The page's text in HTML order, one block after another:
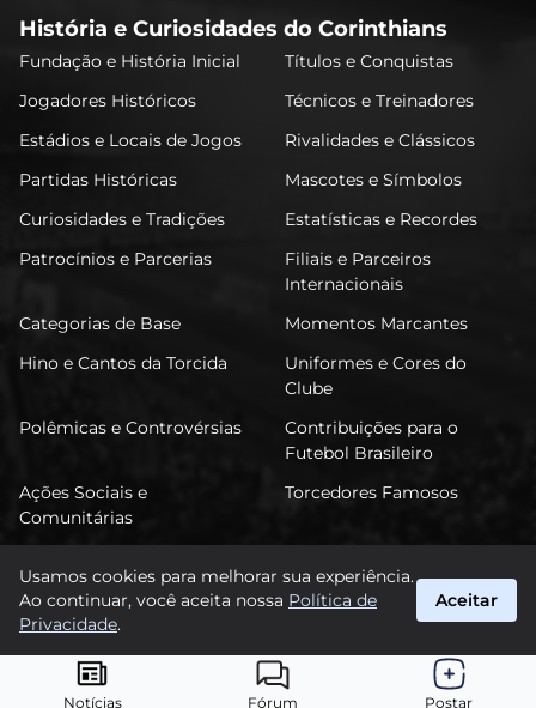
Notícias Fórum Postar
História e Curiosidades do Corinthians
Fundação e História Inicial
Títulos e Conquistas
Jogadores Históricos
Técnicos e Treinadores
Estádios e Locais de Jogos
Rivalidades e Clássicos
Partidas Históricas
Mascotes e Símbolos
Curiosidades e Tradições
Estatísticas e Recordes
Patrocínios e Parcerias
Filiais e Parceiros
Internacionais
Categorias de Base
Momentos Marcantes
Hino e Cantos da Torcida
Uniformes e Cores do
Clube
Polêmicas e Controvérsias
Contribuições para o
Futebol Brasileiro
Ações Sociais e
Comunitárias
Torcedores Famosos
FuTimão
© 2026 FuTimão. Todos os direitos reservados.
Usamos cookies para melhorar sua experiência.
Ao continuar, você aceita nossa Política de
Privacidade.
Aceitar